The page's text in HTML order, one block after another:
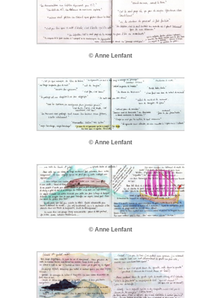
© Anne Lenfant
© Anne Lenfant
© Anne Lenfant